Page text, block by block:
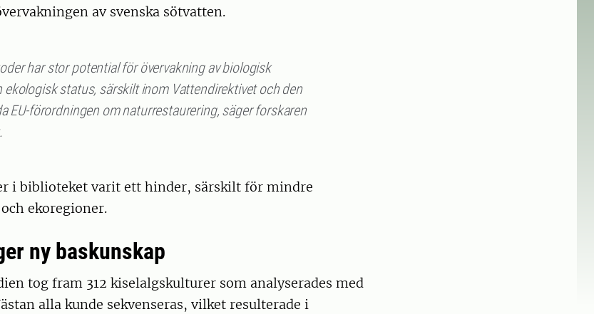
av svenska sötvatten.
har stor potential för övervakning av biologisk
ekologisk status, särskilt inom Vattendirektivet och den
EU-förordningen om naturrestaurering, säger forskaren
i biblioteket varit ett hinder, särskilt för mindre
ekoregioner.
ny baskunskap
tog fram 312 kiselalgskulturer som analyserades med
alla kunde sekvenseras, vilket resulterade i